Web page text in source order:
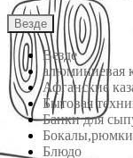
Везде
Везде
алюминиевая
Афганские
Бытовая
Банки для
Блюдо